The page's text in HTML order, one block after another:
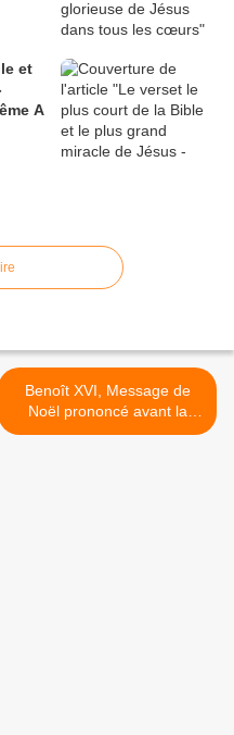
et
A
Benoît XVI, Message de
Noël prononcé avant la
bénédiction urbi et orbi - 1 >